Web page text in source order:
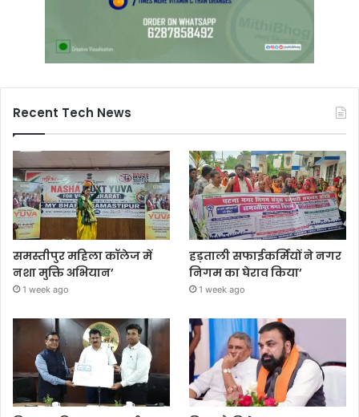
Recent Tech News
समस्तीपुर महिला कॉलेज में
नशा मुक्ति अभियान’
1 week ago
हड़ताली सफाईकर्मियों ने नगर
निगम का घेराव किया’
1 week ago